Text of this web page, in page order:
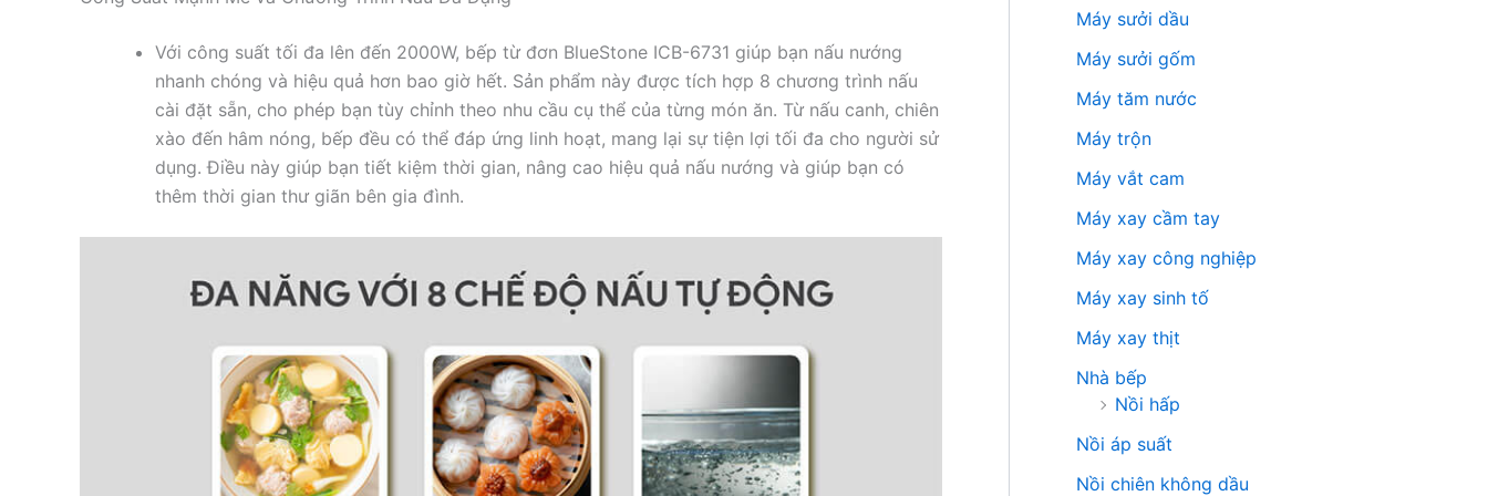
Với công suất tối đa lên đến 2000W, bếp từ đơn BlueStone ICB-6731 giúp bạn nấu nướng
nhanh chóng và hiệu quả hơn bao giờ hết. Sản phẩm này được tích hợp 8 chương trình nấu
cài đặt sẵn, cho phép bạn tùy chỉnh theo nhu cầu cụ thể của từng món ăn. Từ nấu canh, chiên
xào đến hâm nóng, bếp đều có thể đáp ứng linh hoạt, mang lại sự tiện lợi tối đa cho người sử
dụng. Điều này giúp bạn tiết kiệm thời gian, nâng cao hiệu quả nấu nướng và giúp bạn có
thêm thời gian thư giãn bên gia đình.
Máy sưởi dầu
Máy sưởi gốm
Máy tăm nước
Máy trộn
Máy vắt cam
Máy xay cầm tay
Máy xay công nghiệp
Máy xay sinh tố
Máy xay thịt
Nhà bếp
Nồi hấp
Nồi áp suất
Nồi chiên không dầu